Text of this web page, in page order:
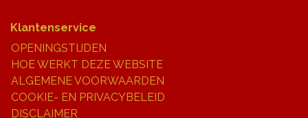
Klantenservice
OPENINGSTIJDEN
HOE WERKT DEZE WEBSITE
ALGEMENE VOORWAARDEN
COOKIE- EN PRIVACYBELEID
DISCLAIMER